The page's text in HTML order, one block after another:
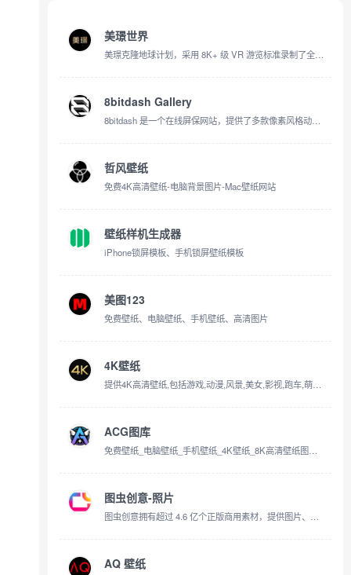
美璟世界
美璟克隆地球计划，采用 8K+ 级 VR 游览标准录制了全球数百个名胜古迹、城市风景的 360° VR 全景录像
8bitdash Gallery
8bitdash 是一个在线屏保网站，提供了多款像素风格动态壁纸
哲风壁纸
免费4K高清壁纸-电脑背景图片-Mac壁纸网站
壁纸样机生成器
iPhone锁屏模板、手机锁屏壁纸模板
美图123
免费壁纸、电脑壁纸、手机壁纸、高清图片
4K壁纸
提供4K高清壁纸,包括游戏,动漫,风景,美女,影视,跑车,萌物,美食等
ACG图库
免费壁纸_电脑壁纸_手机壁纸_4K壁纸_8K高清壁纸图片免费下载 -【ACG图库官网】
图虫创意-照片
图虫创意拥有超过 4.6 亿个正版商用素材，提供图片、视频、音频等素材在线下载。官方授权证明，购买一次可永久使用。创意素材内容涵盖人物、动物、风景、美食、旅游、建筑、时尚等类别，适用于设计、广告、新媒体等素材运用场景。
AQ 壁纸